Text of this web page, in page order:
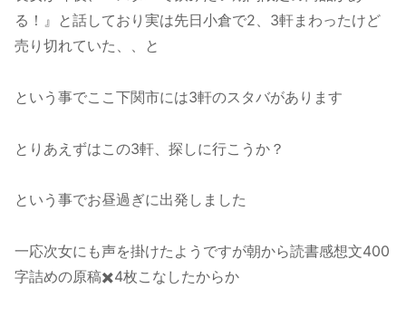
る！』と話しており実は先日小倉で2、3軒まわったけど
売り切れていた、、と
という事でここ下関市には3軒のスタバがあります
とりあえずはこの3軒、探しに行こうか？
という事でお昼過ぎに出発しました
一応次女にも声を掛けたようですが朝から読書感想文400
字詰めの原稿✖️4枚こなしたからか